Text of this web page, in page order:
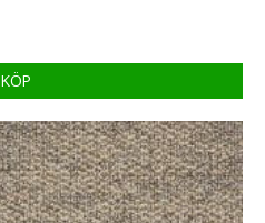
KÖP